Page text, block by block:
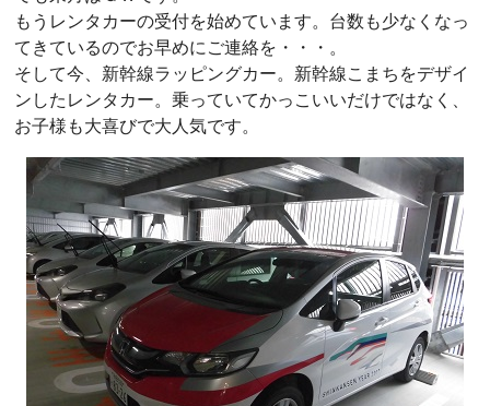
もうレンタカーの受付を始めています。台数も少なくなっ
てきているのでお早めにご連絡を・・・。
そして今、新幹線ラッピングカー。新幹線こまちをデザイ
ンしたレンタカー。乗っていてかっこいいだけではなく、
お子様も大喜びで大人気です。